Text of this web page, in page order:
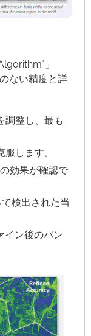
」
ない精度と詳
調整し、最も
します。
効果が確認で
検出された当
イン後のバン